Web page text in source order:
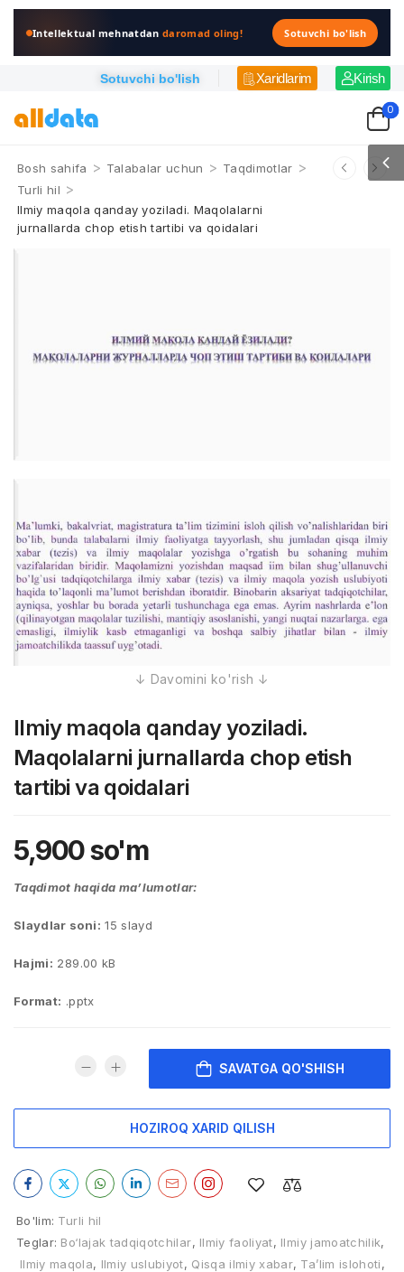
Intellektual mehnatdandaromad oling! Sotuvchi bo'lish
Sotuvchi bo'lish Xaridlarim Kirish
0
Bosh sahifa > Talabalar uchun > Taqdimotlar >
Turli hil >
Ilmiy maqola qanday yoziladi. Maqolalarni
jurnallarda chop etish tartibi va qoidalari
Ilmiy maqola qanday yoziladi.
Maqolalarni jurnallarda chop etish
tartibi va qoidalari
5,900so'm
Taqdimot haqida ma’lumotlar:
Slaydlar soni: 15 slayd
Hajmi: 289.00 kB
Format: .pptx
SAVATGA QO'SHISH
HOZIROQ XARID QILISH
Bo'lim: Turli hil
Teglar: Bo‘lajak tadqiqotchilar, Ilmiy faoliyat, Ilmiy jamoatchilik,
Ilmiy maqola, Ilmiy uslubiyot, Qisqa ilmiy xabar, Ta’lim islohoti,